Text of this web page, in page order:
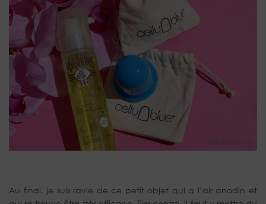
Au final, je suis ravie de ce petit objet qui a l’air anodin et